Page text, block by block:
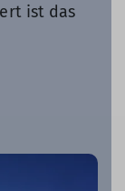
ist das